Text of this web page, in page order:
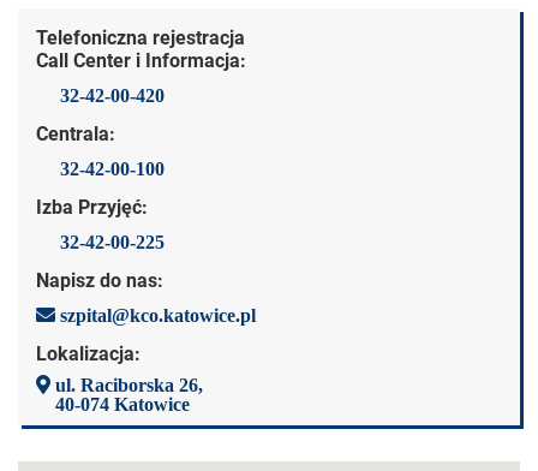
Dane kontaktowe
Telefoniczna rejestracja
Call Center i Informacja:
32-42-00-420
Centrala:
32-42-00-100
Izba Przyjęć:
32-42-00-225
Napisz do nas:
szpital@kco.katowice.pl
Lokalizacja:
ul. Raciborska 26,
40-074 Katowice